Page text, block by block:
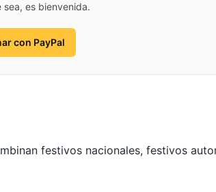
es bienvenida.
con PayPal
festivos nacionales, festivos